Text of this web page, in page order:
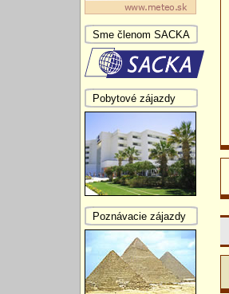
Sme členom SACKA
Pobytové zájazdy
Poznávacie zájazdy